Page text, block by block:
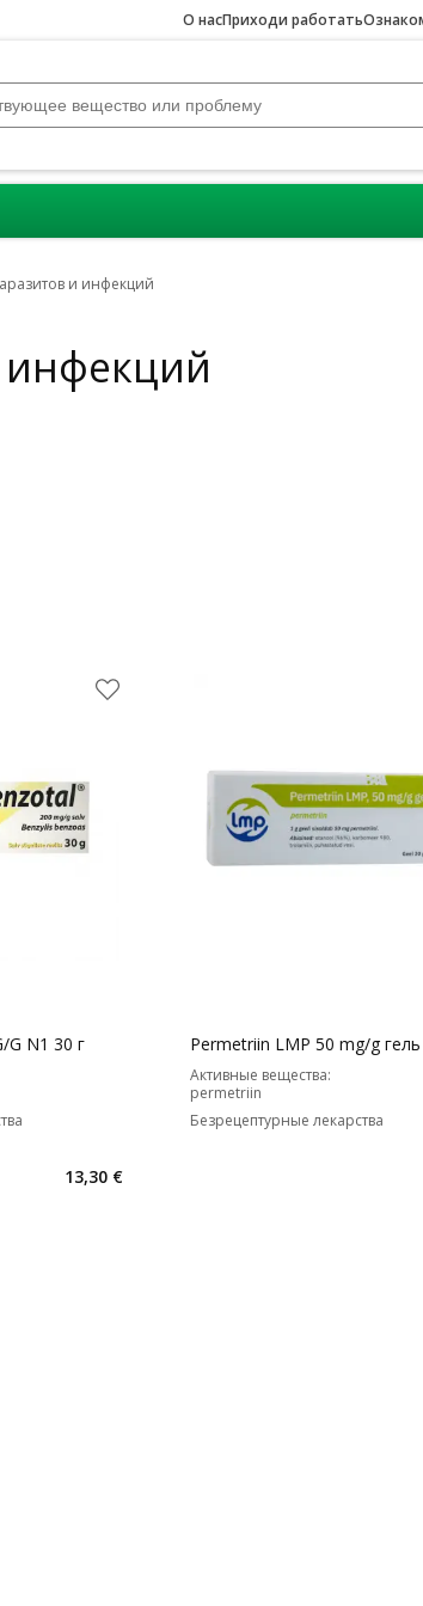
О насПриходи работать
и инфекций
G N1 30 г
13,30 €
Permetriin LMP 50 mg/g гель
Активные вещества:
permetriin
Безрецептурные лекарства